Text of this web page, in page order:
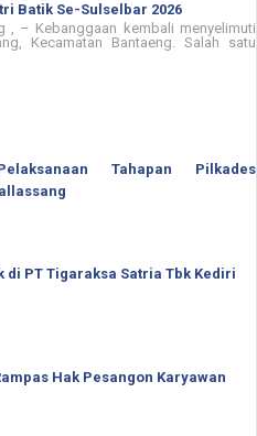
Batik Se-Sulselbar 2026
, – Kebanggaan kembali menyelimuti
Kecamatan Bantaeng. Salah satu
Tahapan Pilkades
di PT Tigaraksa Satria Tbk Kediri
Hak Pesangon Karyawan